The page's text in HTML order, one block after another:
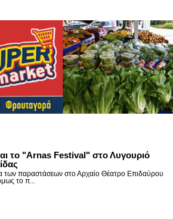
το "Arnas Festival" στο Λυγουριό
των παραστάσεων στο Αρχαίο Θέατρο Επιδαύρου
το π...